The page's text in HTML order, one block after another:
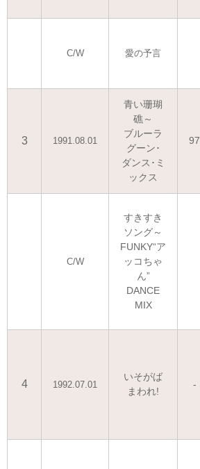
C/W 愛の予言
3 1991.08.01
青い珊瑚
礁～
ブルーラ
グーン･
ダンス･ミ
ックス
97
C/W
すきすき
ソング～
FUNKY“ア
ッコちゃ
ん”
DANCE
MIX
4 1992.07.01
いそがば
まわれ!
-